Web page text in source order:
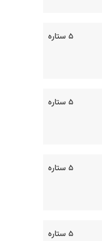
۵ ستاره
۵ ستاره
۵ ستاره
۵ ستاره